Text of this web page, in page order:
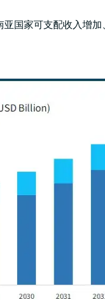
国家可支配收入增加